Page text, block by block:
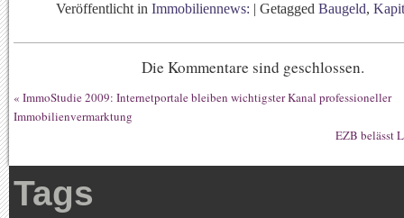
Veröffentlicht in Immobiliennews: | Getagged Baugeld,
Die Kommentare sind geschlossen.
« ImmoStudie 2009: Internetportale bleiben wichtigster Kanal professioneller
Immobilienvermarktung
EZB belässt
Tags